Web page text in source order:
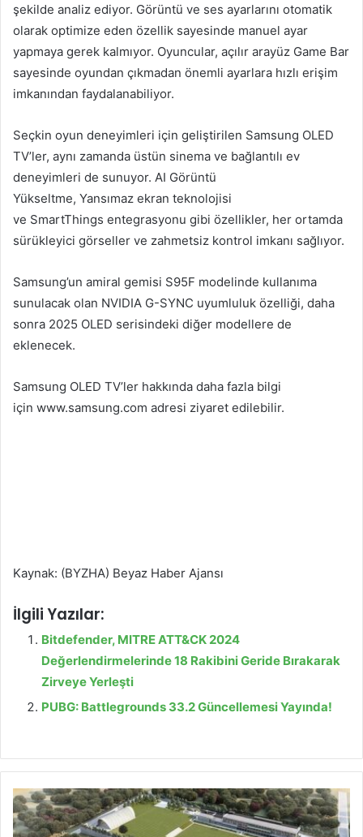
şekilde analiz ediyor. Görüntü ve ses ayarlarını otomatik
olarak optimize eden özellik sayesinde manuel ayar
yapmaya gerek kalmıyor. Oyuncular, açılır arayüz Game Bar
sayesinde oyundan çıkmadan önemli ayarlara hızlı erişim
imkanından faydalanabiliyor.
Seçkin oyun deneyimleri için geliştirilen Samsung OLED
TV’ler, aynı zamanda üstün sinema ve bağlantılı ev
deneyimleri de sunuyor. AI Görüntü
Yükseltme, Yansımaz ekran teknolojisi
ve SmartThings entegrasyonu gibi özellikler, her ortamda
sürükleyici görseller ve zahmetsiz kontrol imkanı sağlıyor.
Samsung’un amiral gemisi S95F modelinde kullanıma
sunulacak olan NVIDIA G-SYNC uyumluluk özelliği, daha
sonra 2025 OLED serisindeki diğer modellere de
eklenecek.
Samsung OLED TV’ler hakkında daha fazla bilgi
için www.samsung.com adresi ziyaret edilebilir.
Kaynak: (BYZHA) Beyaz Haber Ajansı
İlgili Yazılar:
Bitdefender, MITRE ATT&CK 2024
Değerlendirmelerinde 18 Rakibini Geride Bırakarak
Zirveye Yerleşti
PUBG: Battlegrounds 33.2 Güncellemesi Yayında!
"
K
ö